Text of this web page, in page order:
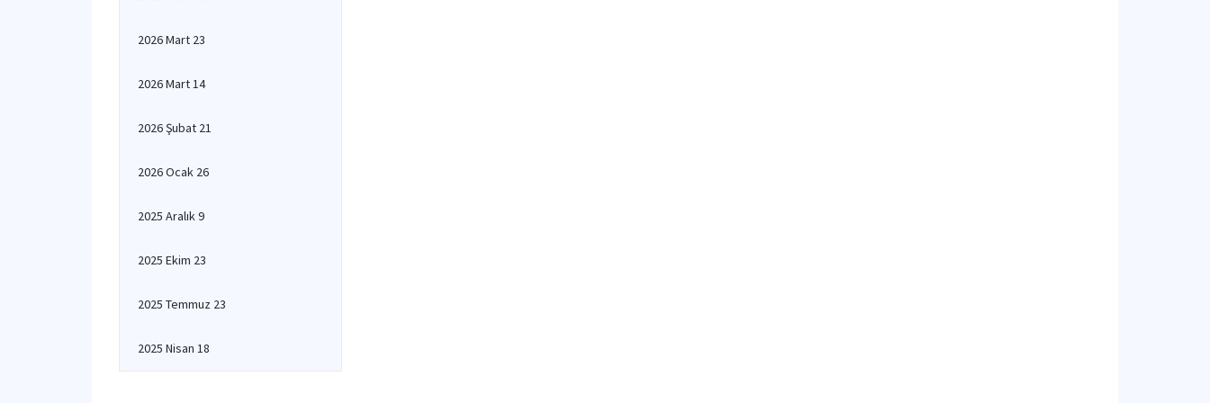
2026 Mart 23
2026 Mart 14
2026 Şubat 21
2026 Ocak 26
2025 Aralık 9
2025 Ekim 23
2025 Temmuz 23
2025 Nisan 18